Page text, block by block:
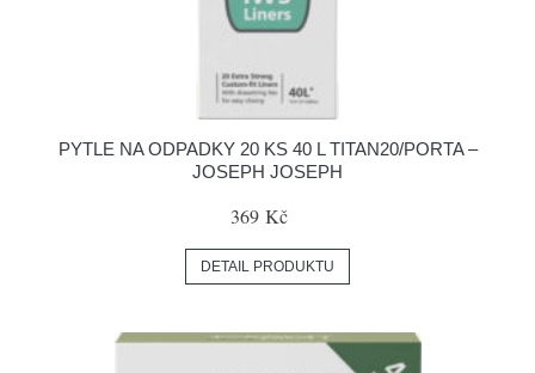
PYTLE NA ODPADKY 20 KS 40 L TITAN20/PORTA –
JOSEPH JOSEPH
369 Kč
DETAIL PRODUKTU